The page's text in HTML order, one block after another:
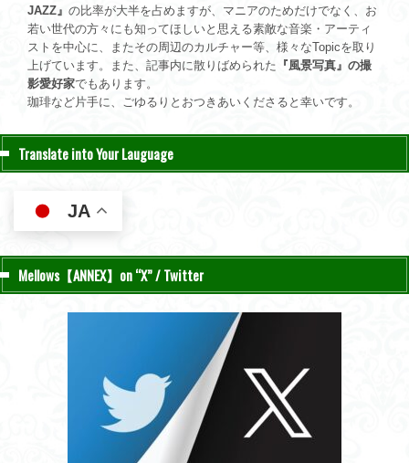
JAZZ』 の比率が大半を占めますが、マニアのためだけでなく、お
若い世代の方々にも知ってほしいと思える素敵な音楽・アーティ
ストを中心に、またその周辺のカルチャー等、様々なTopicを取り
上げています。また、記事内に散りばめられた 『風景写真』の撮
影愛好家でもあります。
珈琲など片手に、ごゆるりとおつきあいくださると幸いです。
Translate into Your Lauguage
JA
Mellows【ANNEX】on “X” / Twitter